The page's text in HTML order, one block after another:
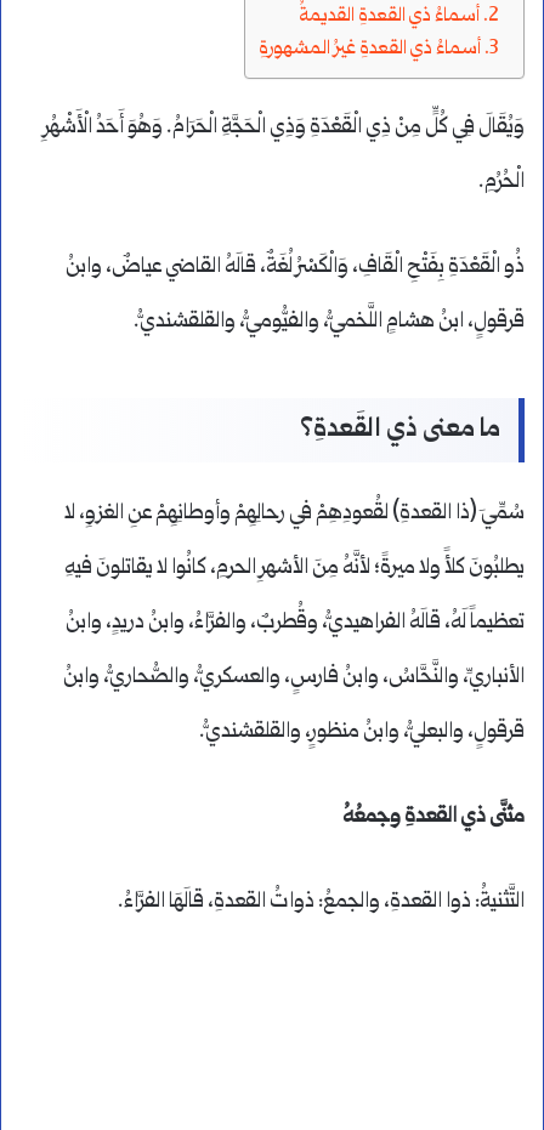
أسماءُ ذي القعدةِ القديمةُ
أسماءُ ذي القعدةِ غيرُ المشهورةِ
وَيُقَالَ فِي كُلٍّ مِنْ ذِي الْقَعْدَةِ وَذِي الْحَجَّةِ الْحَرَامُ. وَهُوَ أَحَدُ الْأَشْهُرِ
الْحُرُمِ.
ذُو الْقَعْدَةِ بِفَتْحِ الْقَافِ، وَالْكَسْرُ لُغَةٌ، قالَهُ القاضي عياضٌ، وابنُ
قرقولٍ، ابنُ هشامٍ اللَّخميُّ، والفيُّوميُّ، والقلقشنديُّ.
ما معنى ذي القَعدةِ؟
سُمِّيَ (ذا القعدةِ) لقُعودِهِمْ في رحالِهِمْ وأوطانِهِمْ عنِ الغزوِ، لا
يطلبُونَ كلأً ولا ميرةً؛ لأنَّهُ مِنَ الأشهرِ الحرمِ، كانُوا لا يقاتلونَ فيهِ
تعظيماً لَهُ، قالَهُ الفراهيديُّ، وقُطربٌ، والفرَّاءُ، وابنُ دريدٍ، وابنُ
الأنباريِّ، والنَّحَّاسُ، وابنُ فارسٍ، والعسكريُّ، والصُّحاريُّ، وابنُ
قرقولٍ، والبعليُّ، وابنُ منظورٍ، والقلقشنديُّ.
مثنَّى ذي القعدةِ وجمعُهُ
التَّثنيةُ: ذوا القعدةِ، والجمعُ: ذواتُ القعدةِ، قالَهَا الفرَّاءُ.